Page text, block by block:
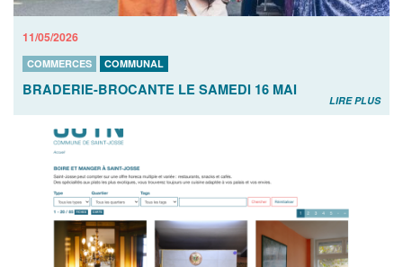
11/05/2026
COMMERCES COMMUNAL
BRADERIE-BROCANTE LE SAMEDI 16 MAI
LIRE PLUS